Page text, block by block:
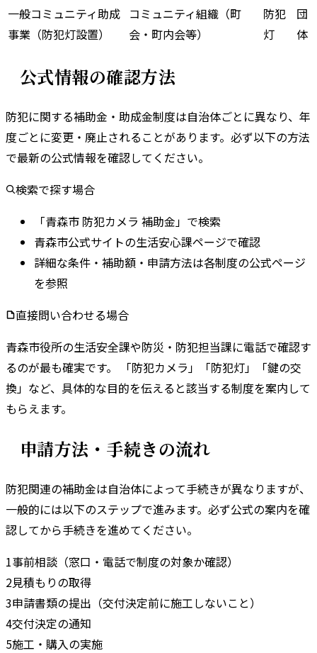
一般コミュニティ助成
事業（防犯灯設置）
コミュニティ組織（町
会・町内会等）
防犯
灯
団
体
公式情報の確認方法
防犯に関する補助金・助成金制度は自治体ごとに異なり、年
度ごとに変更・廃止されることがあります。 必ず以下の方法
で最新の公式情報を確認してください。
検索で探す場合
「青森市 防犯カメラ 補助金」で検索
青森市公式サイトの生活安心課ページで確認
詳細な条件・補助額・申請方法は各制度の公式ページ
を参照
直接問い合わせる場合
青森市役所の生活安全課や防災・防犯担当課に電話で確認す
るのが最も確実です。 「防犯カメラ」「防犯灯」「鍵の交
換」など、具体的な目的を伝えると該当する制度を案内して
もらえます。
申請方法・手続きの流れ
防犯関連の補助金は自治体によって手続きが異なりますが、
一般的には以下のステップで進みます。 必ず公式の案内を確
認してから手続きを進めてください。
1事前相談（窓口・電話で制度の対象か確認）
2見積もりの取得
3申請書類の提出（交付決定前に施工しないこと）
4交付決定の通知
5施工・購入の実施